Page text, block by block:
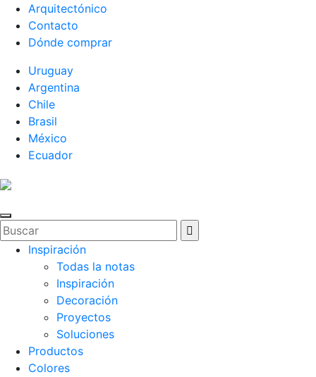
Arquitectónico
Contacto
Dónde comprar
Uruguay
Argentina
Chile
Brasil
México
Ecuador
Inspiración
Todas la notas
Inspiración
Decoración
Proyectos
Soluciones
Productos
Colores